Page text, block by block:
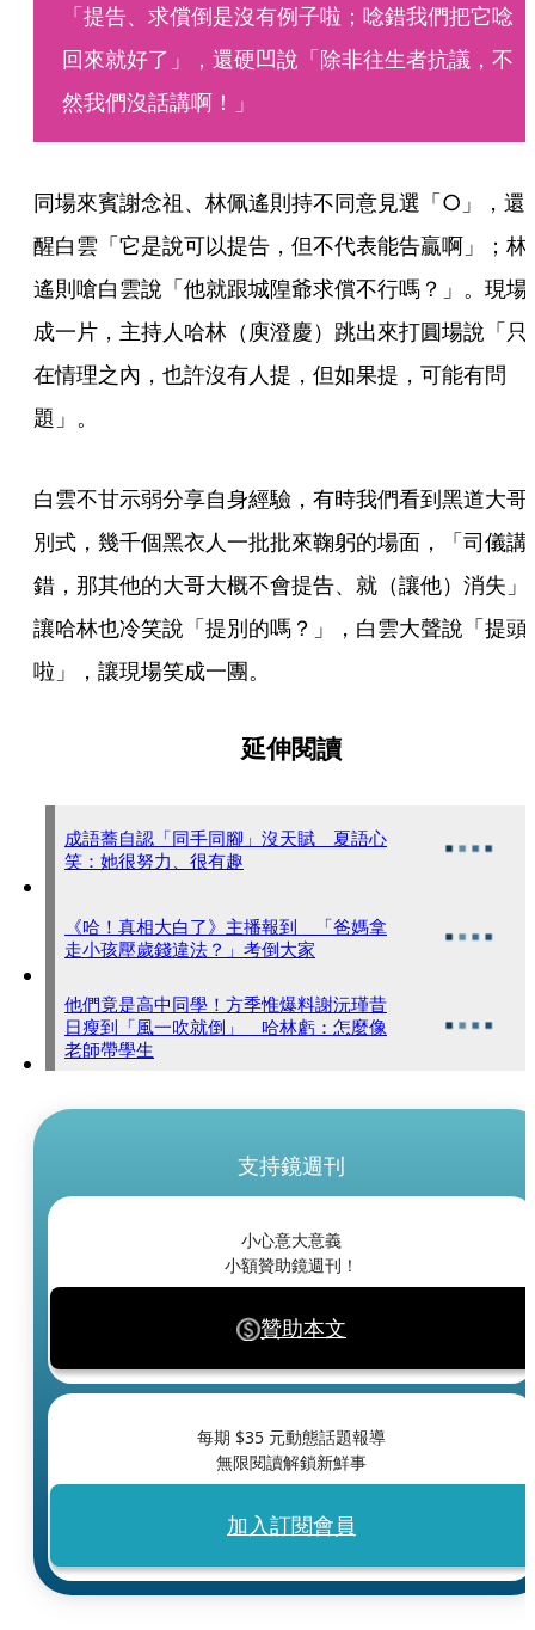
「提告、求償倒是沒有例子啦；唸錯我們把它唸
回來就好了」，還硬凹說「除非往生者抗議，不
然我們沒話講啊！」
同場來賓謝念祖、林佩遙則持不同意見選「○」，還
醒白雲「它是說可以提告，但不代表能告贏啊」；林
遙則嗆白雲說「他就跟城隍爺求償不行嗎？」。現場
成一片，主持人哈林（庾澄慶）跳出來打圓場說「只
在情理之內，也許沒有人提，但如果提，可能有問
題」。
白雲不甘示弱分享自身經驗，有時我們看到黑道大哥
別式，幾千個黑衣人一批批來鞠躬的場面，「司儀講
錯，那其他的大哥大概不會提告、就（讓他）消失」
讓哈林也冷笑說「提別的嗎？」，白雲大聲說「提頭
啦」，讓現場笑成一團。
延伸閱讀
成語蕎自認「同手同腳」沒天賦 夏語心
笑：她很努力、很有趣
《哈！真相大白了》主播報到 「爸媽拿
走小孩壓歲錢違法？」考倒大家
他們竟是高中同學！方季惟爆料謝沅瑾昔
日瘦到「風一吹就倒」 哈林虧：怎麼像
老師帶學生
支持鏡週刊
小心意大意義
小額贊助鏡週刊！
贊助本文
每期 $35 元動態話題報導
無限閱讀解鎖新鮮事
加入訂閱會員